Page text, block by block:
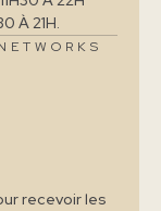
À 21H.
recevoir les